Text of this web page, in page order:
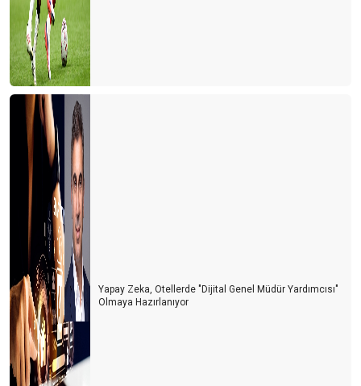
CEVABI OLMAYAN SORU
2021 yılı umutların gerçekleştiği bir yıl olsun
Eleştirelim ama hakkını da verelim
Turist gelecek hayaline kapılmayalım
Turizmde herkes bildiğini okuyor
Şeffaf olmazsak turist gelmek istemez
Turizmin Albayı aramızdan ayrıldı
Son dakika umut oldu
Turizmci umudunu kaybetmemek için direniyor
2021 yılı turizmde umut ve endişe yılı olacak
Antalya dünyanın en iyisi
Antalya yurt dışı uçuşlara kapatılmalı
Yapay Zeka, Otellerde "Dijital Genel Müdür Yardımcısı"
Olmaya Hazırlanıyor